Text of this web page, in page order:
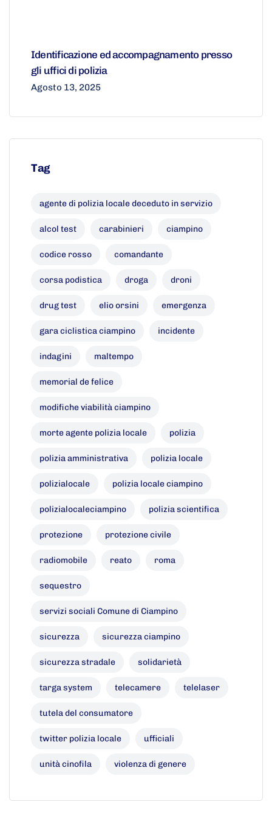
Identificazione ed accompagnamento presso
gli uffici di polizia
Agosto 13, 2025
Tag
agente di polizia locale deceduto in servizio
alcol test carabinieri ciampino
codice rosso comandante
corsa podistica droga droni
drug test elio orsini emergenza
gara ciclistica ciampino incidente
indagini maltempo
memorial de felice
modifiche viabilità ciampino
morte agente polizia locale polizia
polizia amministrativa polizia locale
polizialocale polizia locale ciampino
polizialocaleciampino polizia scientifica
protezione protezione civile
radiomobile reato roma
sequestro
servizi sociali Comune di Ciampino
sicurezza sicurezza ciampino
sicurezza stradale solidarietà
targa system telecamere telelaser
tutela del consumatore
twitter polizia locale ufficiali
unità cinofila violenza di genere